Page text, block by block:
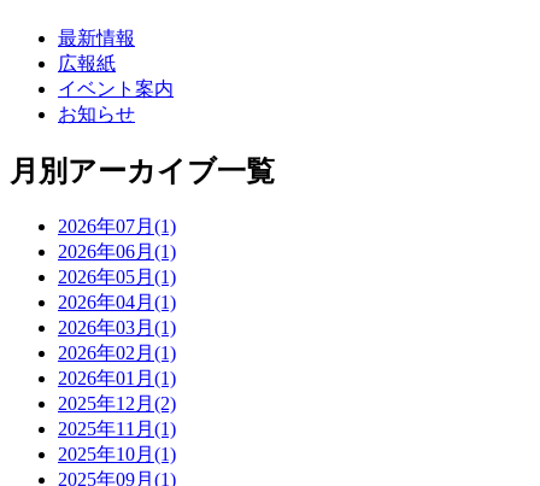
最新情報
広報紙
イベント案内
お知らせ
月別アーカイブ一覧
2026年07月(1)
2026年06月(1)
2026年05月(1)
2026年04月(1)
2026年03月(1)
2026年02月(1)
2026年01月(1)
2025年12月(2)
2025年11月(1)
2025年10月(1)
2025年09月(1)